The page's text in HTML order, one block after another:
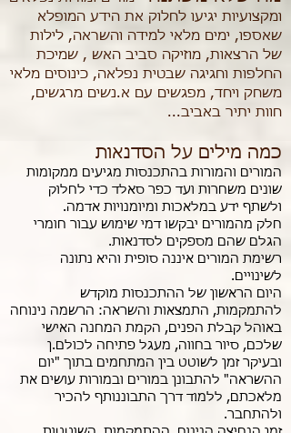
כמה מילים על הסדנאות
המורים והמורות בהתכנסות מגיעים ממקומות
שונים משחרות ועד כפר סאלד כדי לחלוק
ולשתף ידע במלאכות ומיומנויות אדמה.
חלק מהמורים יבקשו דמי שימוש עבור חומרי
הגלם שהם מספקים לסדנאות.
רשימת המורים איננה סופית והיא נתונה
לשינויים.
היום הראשון של ההתכנסות מוקדש
להתמקמות, התמצאות והשראה: הרשמה נינוחה
באוהל קבלת הפנים, הקמת המחנה האישי
שלכם, סיור בחווה, מעגל פתיחה לכולם.ן
ובעיקר זמן לשוטט בין המתחמים בתוך "יום
ההשראה" להתבונן במורים ובמורות עושים את
מלאכתם, ללמוד דרך התבוננותף להכיר
ולהתחבר.
ומקצועיות יגיעו לחלוק את הידע המופלא
שאספו, ימים מלאי למידה והשראה, לילות
של הרצאות, מוזיקה סביב האש , שמיכת
החלפות וחגיגה שבטית נפלאה, כינוסים מלאי
משחק ויחד, מפגשים עם א.נשים מרגשים,
חוות יתיר באביב...